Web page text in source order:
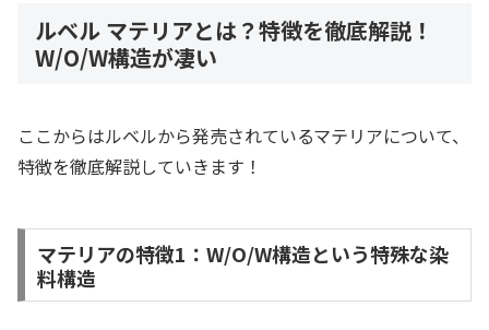
ルベル マテリアとは？特徴を徹底解説！
W/O/W構造が凄い
ここからはルベルから発売されているマテリアについて、
特徴を徹底解説していきます！
マテリアの特徴1：W/O/W構造という特殊な染
料構造